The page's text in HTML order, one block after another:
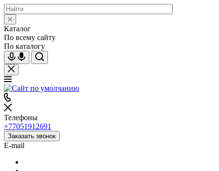
Каталог
По всему сайту
По каталогу
Телефоны
+77051912691
Заказать звонок
E-mail